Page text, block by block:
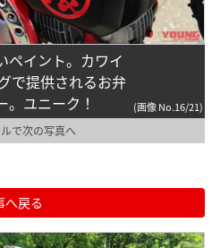
ペイント。カワイ
で提供されるお弁
ユニーク！
(画像 No.16/21)
で次の写真へ
へ戻る